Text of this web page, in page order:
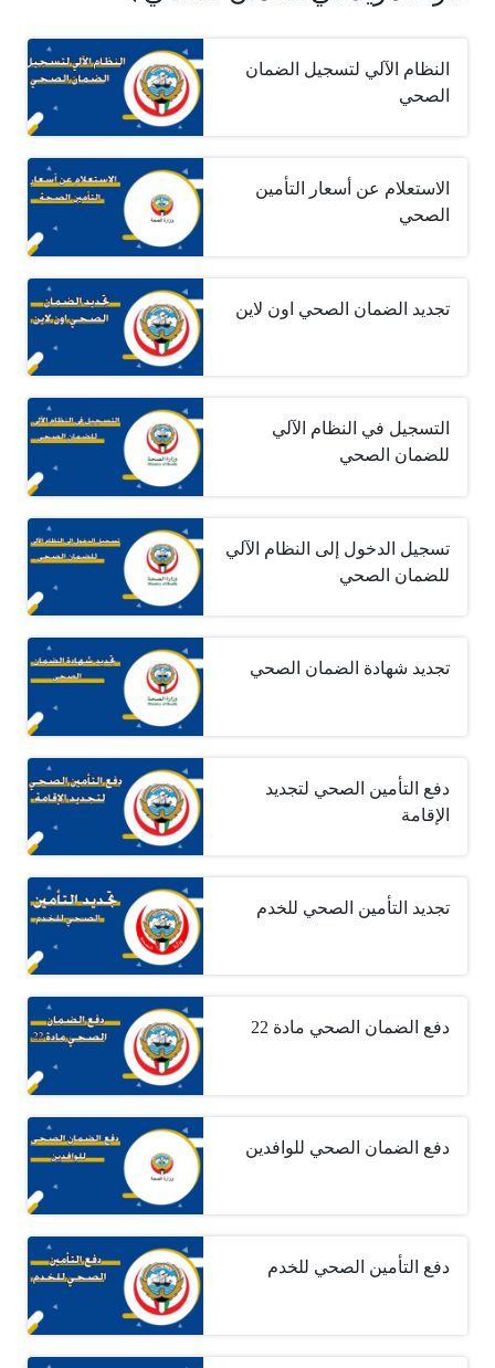
النظام الآلي لتسجيل الضمان
الصحي
الاستعلام عن أسعار التأمين
الصحي
تجديد الضمان الصحي اون لاين
التسجيل في النظام الآلي
للضمان الصحي
تسجيل الدخول إلى النظام الآلي
للضمان الصحي
تجديد شهادة الضمان الصحي
دفع التأمين الصحي لتجديد
الإقامة
تجديد التأمين الصحي للخدم
دفع الضمان الصحي مادة 22
دفع الضمان الصحي للوافدين
دفع التأمين الصحي للخدم